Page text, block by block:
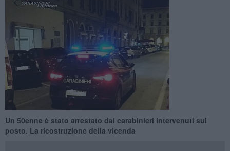
Un 50enne è stato arrestato dai carabinieri intervenuti sul
posto. La ricostruzione della vicenda